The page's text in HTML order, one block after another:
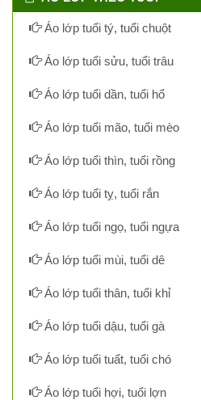
Áo lớp tuổi tý, tuổi chuột
Áo lớp tuổi sửu, tuổi trâu
Áo lớp tuổi dần, tuổi hổ
Áo lớp tuổi mão, tuổi mèo
Áo lớp tuổi thìn, tuổi rồng
Áo lớp tuổi tỵ, tuổi rắn
Áo lớp tuổi ngọ, tuổi ngựa
Áo lớp tuổi mùi, tuổi dê
Áo lớp tuổi thân, tuổi khỉ
Áo lớp tuổi dậu, tuổi gà
Áo lớp tuổi tuất, tuổi chó
Áo lớp tuổi hợi, tuổi lợn